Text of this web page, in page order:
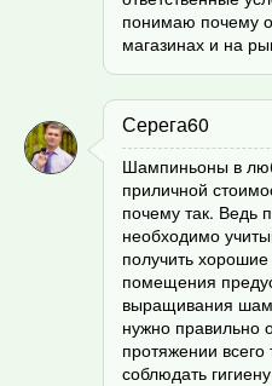
понимаю почему
магазинах и на
Серега60
Шампиньоны в
приличной
почему так. Ведь
необходимо
получить
помещения
выращивания
нужно правильно
протяжении всего
соблюдать